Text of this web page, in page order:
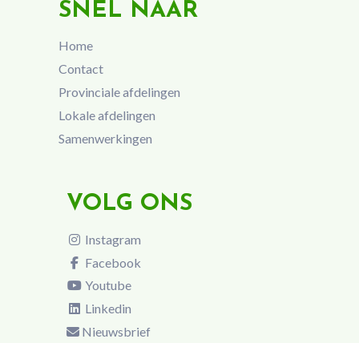
SNEL NAAR
Home
Contact
Provinciale afdelingen
Lokale afdelingen
Samenwerkingen
VOLG ONS
Instagram
Facebook
Youtube
Linkedin
Nieuwsbrief